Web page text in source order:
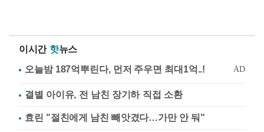
이시간 핫뉴스
결별 아이유, 전 남친 장기하 직접 소환
효린 "절친에게 남친 빼앗겼다…가만 안 둬"